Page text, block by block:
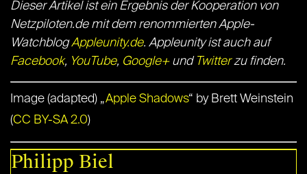
Dieser Artikel ist ein Ergebnis der Kooperation von
Netzpiloten.de mit dem renommierten Apple-
WatchblogAppleunity.de. Appleunity ist auch auf
Facebook, YouTube, Google+und Twitterzu finden.
Image (adapted) „Apple Shadows“ by Brett Weinstein
(CC BY-SA 2.0)
Philipp Biel